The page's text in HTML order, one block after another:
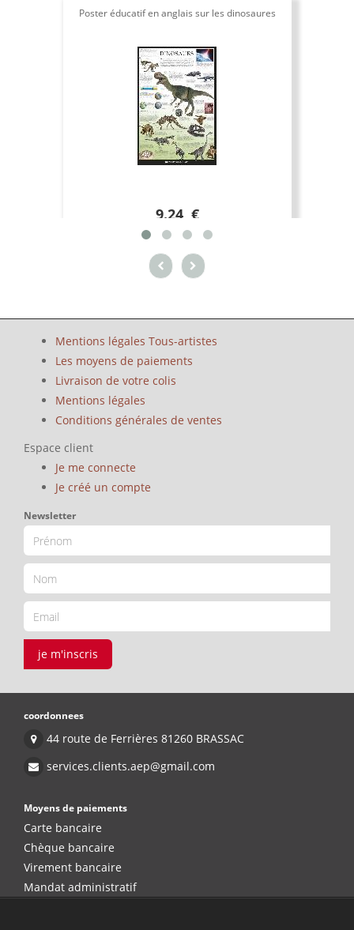
Poster éducatif en anglais sur les dinosaures
9.24 €
Mentions légales Tous-artistes
Les moyens de paiements
Livraison de votre colis
Mentions légales
Conditions générales de ventes
Espace client
Je me connecte
Je créé un compte
Newsletter
je m'inscris
coordonnees
44 route de Ferrières 81260 BRASSAC
services.clients.aep@gmail.com
Moyens de paiements
Carte bancaire
Chèque bancaire
Virement bancaire
Mandat administratif